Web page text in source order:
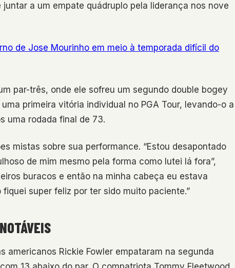
a um empate quádruplo pela liderança nos nove
de Jose Mourinho em meio à temporada difícil do
par-três, onde ele sofreu um segundo double bogey
primeira vitória individual no PGA Tour, levando-o a
uma rodada final de 73.
mistas sobre sua performance. “Estou desapontado
de mim mesmo pela forma como lutei lá fora”,
buracos e então na minha cabeça eu estava
super feliz por ter sido muito paciente.”
americanos Rickie Fowler empataram na segunda